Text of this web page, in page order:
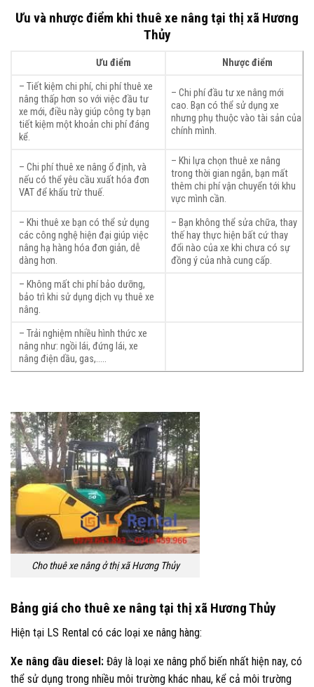
Ưu và nhược điểm khi thuê xe nâng tại thị xã Hương
Thủy
Ưu điểm
Nhược điểm
– Tiết kiệm chi phí, chi phí thuê xe
nâng thấp hơn so với việc đầu tư
xe mới, điều này giúp công ty bạn
tiết kiệm một khoản chi phí đáng
kể.
– Chi phí đầu tư xe nâng mới
cao. Bạn có thể sử dụng xe
nhưng phụ thuộc vào tài sản của
chính mình.
– Chi phí thuê xe nâng ổ định, và
nếu có thể yêu cầu xuất hóa đơn
VAT để khấu trừ thuế.
– Khi lựa chọn thuê xe nâng
trong thời gian ngắn, bạn mất
thêm chi phí vận chuyển tới khu
vực mình cần.
– Khi thuê xe bạn có thể sử dụng
các công nghệ hiện đại giúp việc
nâng hạ hàng hóa đơn giản, dễ
dàng hơn.
– Bạn không thể sửa chữa, thay
thế hay thực hiện bất cứ thay
đổi nào của xe khi chưa có sự
đồng ý của nhà cung cấp.
– Không mất chi phí bảo dưỡng,
bảo trì khi sử dụng dịch vụ thuê xe
nâng.
– Trải nghiệm nhiều hình thức xe
nâng như: ngồi lái, đứng lái, xe
nâng điện dầu, gas,…..
Cho thuê xe nâng ở thị xã Hương Thủy
Bảng giá cho thuê xe nâng tại thị xã Hương Thủy
Hiện tại LS Rental có các loại xe nâng hàng:
Xe nâng dầu diesel: Đây là loại xe nâng phổ biến nhất hiện nay, có
thể sử dụng trong nhiều môi trường khác nhau, kể cả môi trường